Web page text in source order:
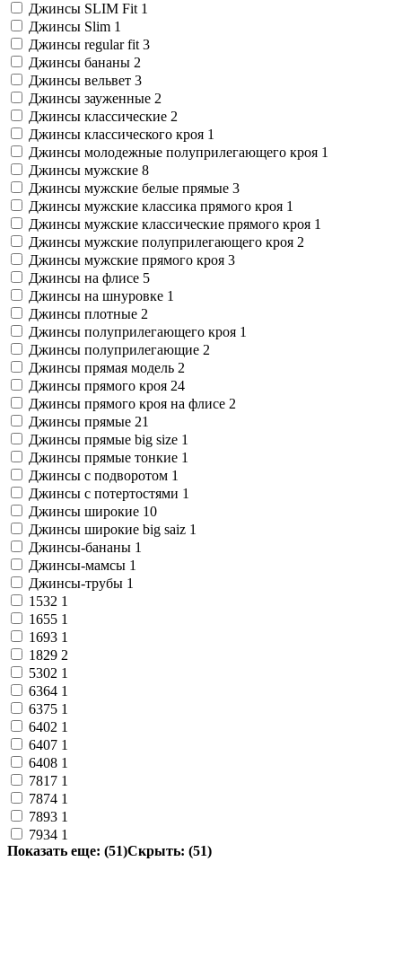
Джинсы SLIM Fit 1
Джинсы Slim 1
Джинсы regular fit 3
Джинсы бананы 2
Джинсы вельвет 3
Джинсы зауженные 2
Джинсы классические 2
Джинсы классического кроя 1
Джинсы молодежные полуприлегающего кроя 1
Джинсы мужские 8
Джинсы мужские белые прямые 3
Джинсы мужские классика прямого кроя 1
Джинсы мужские классические прямого кроя 1
Джинсы мужские полуприлегающего кроя 2
Джинсы мужские прямого кроя 3
Джинсы на флисе 5
Джинсы на шнуровке 1
Джинсы плотные 2
Джинсы полуприлегающего кроя 1
Джинсы полуприлегающие 2
Джинсы прямая модель 2
Джинсы прямого кроя 24
Джинсы прямого кроя на флисе 2
Джинсы прямые 21
Джинсы прямые big size 1
Джинсы прямые тонкие 1
Джинсы с подворотом 1
Джинсы с потертостями 1
Джинсы широкие 10
Джинсы широкие big saiz 1
Джинсы-бананы 1
Джинсы-мамсы 1
Джинсы-трубы 1
1532 1
1655 1
1693 1
1829 2
5302 1
6364 1
6375 1
6402 1
6407 1
6408 1
7817 1
7874 1
7893 1
7934 1
Показать еще: (51)Скрыть: (51)